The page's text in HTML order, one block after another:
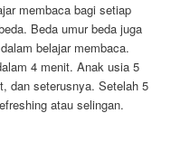
membaca bagi setiap
Beda umur beda juga
belajar membaca.
4 menit. Anak usia 5
dan seterusnya. Setelah 5
atau selingan.